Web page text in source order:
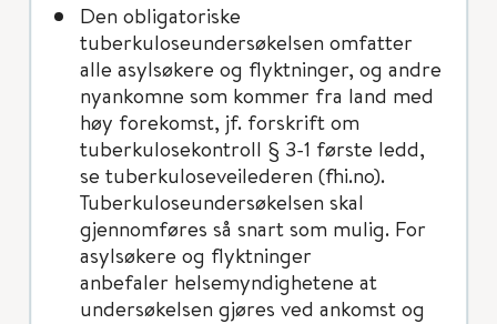
Den obligatoriske
tuberkuloseundersøkelsen omfatter
alle asylsøkere og flyktninger, og andre
nyankomne som kommer fra land med
høy forekomst, jf. forskrift om
tuberkulosekontroll § 3-1 første ledd,
se tuberkuloseveilederen (fhi.no).
Tuberkuloseundersøkelsen skal
gjennomføres så snart som mulig. For
asylsøkere og flyktninger
anbefaler helsemyndighetene at
undersøkelsen gjøres ved ankomst og